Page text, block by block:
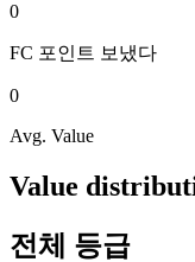
0
FC 포인트 보냈다
0
Avg. Value
Value
전체 등급